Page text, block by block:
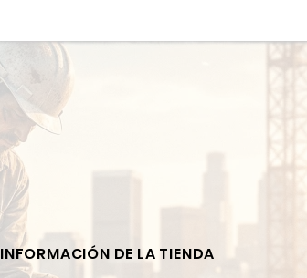
INFORMACIÓN DE LA TIENDA